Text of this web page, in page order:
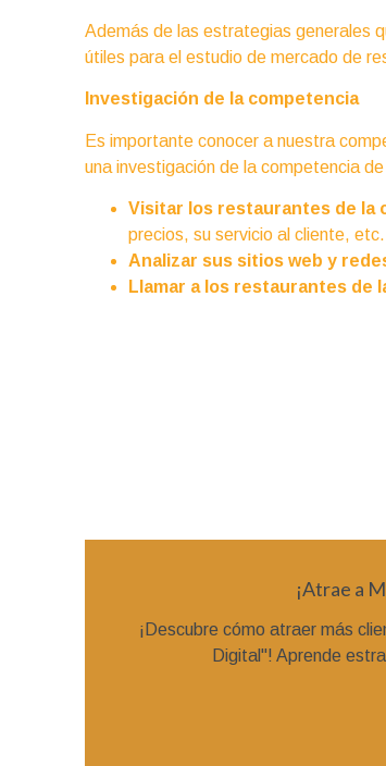
Además de las estrategias generales
útiles para el estudio de mercado de
Investigación de la competencia
Es importante conocer a nuestra
una investigación de la competencia
Visitar los restaurantes de la
precios, su servicio al cliente, etc.
Analizar sus sitios web y
Llamar a los restaurantes de
¡Atrae a
¡Descubre cómo atraer más
Digital"! Aprende